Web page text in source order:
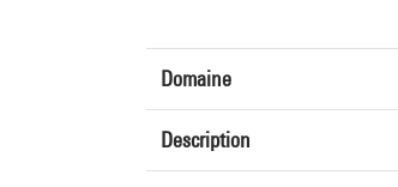
Domaine
Description